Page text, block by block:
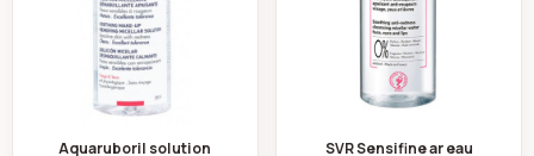
Aquaruboril solution
SVR Sensifine ar eau